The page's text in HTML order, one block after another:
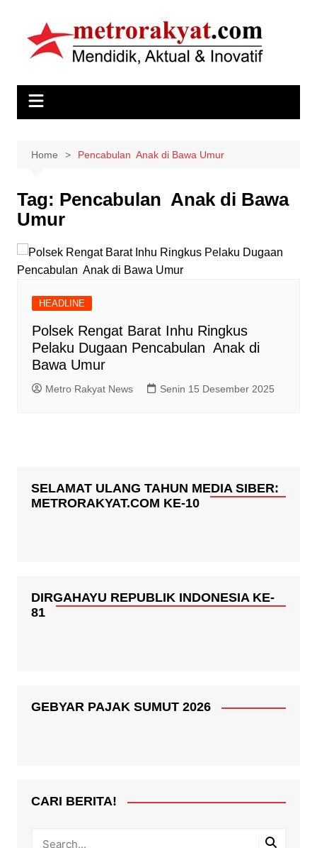
content
Home Pencabulan Anak di Bawa Umur
Tag: Pencabulan Anak di Bawa
Umur
HEADLINE
Polsek Rengat Barat Inhu Ringkus
Pelaku Dugaan Pencabulan Anak di
Bawa Umur
Metro Rakyat News Senin 15 Desember 2025
SELAMAT ULANG TAHUN MEDIA SIBER:
METRORAKYAT.COM KE-10
DIRGAHAYU REPUBLIK INDONESIA KE-
81
GEBYAR PAJAK SUMUT 2026
CARI BERITA!